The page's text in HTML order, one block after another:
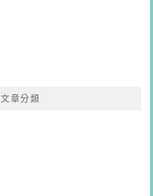
文章分類